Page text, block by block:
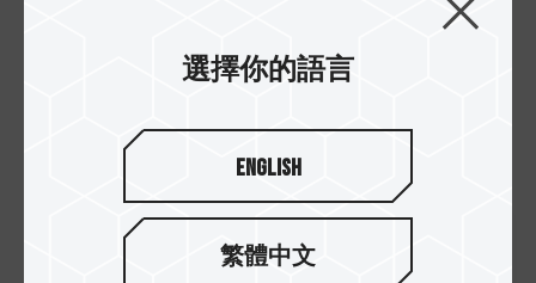
詳細販售資訊，敬請密切關注十銓科技於各
大通路的最新消息。
選擇你的語言
English
繁體中文